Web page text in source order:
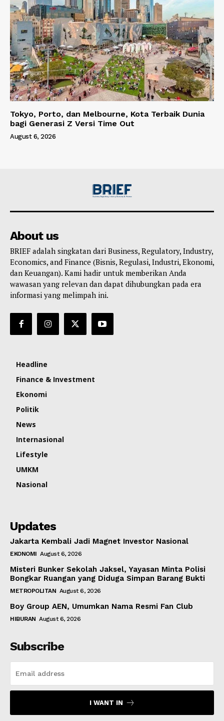
Tokyo, Porto, dan Melbourne, Kota Terbaik Dunia
bagi Generasi Z Versi Time Out
August 6, 2026
About us
BRIEF adalah singkatan dari Business, Regulatory, Industry,
Economics, and Finance (Bisnis, Regulasi, Industri, Ekonomi,
dan Keuangan). Kami hadir untuk memberikan Anda
wawasan yang relevan dan dapat dihubungkan pada era
informasi yang melimpah ini.
Headline
Finance & Investment
Ekonomi
Politik
News
Internasional
Lifestyle
UMKM
Nasional
Updates
Jakarta Kembali Jadi Magnet Investor Nasional
EKONOMI August 6, 2026
Misteri Bunker Sekolah Jaksel, Yayasan Minta Polisi
Bongkar Ruangan yang Diduga Simpan Barang Bukti
METROPOLITAN August 6, 2026
Boy Group AEN, Umumkan Nama Resmi Fan Club
HIBURAN August 6, 2026
Subscribe
I WANT IN